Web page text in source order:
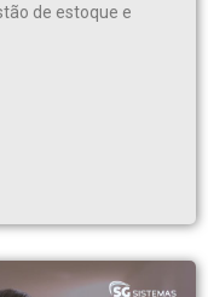
de estoque e